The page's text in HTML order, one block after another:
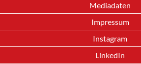
Mediadaten
Impressum
Instagram
LinkedIn